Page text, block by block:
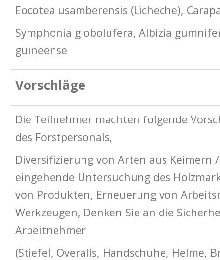
Eocotea usamberensis (Licheche),
Symphonia globolufera, Albizia
guineense
Vorschläge
Die Teilnehmer machten folgende
des Forstpersonals,
Diversifizierung von Arten aus Keimern
eingehende Untersuchung des
von Produkten, Erneuerung von
Werkzeugen, Denken Sie an die
Arbeitnehmer
(Stiefel, Overalls, Handschuhe, Helme,